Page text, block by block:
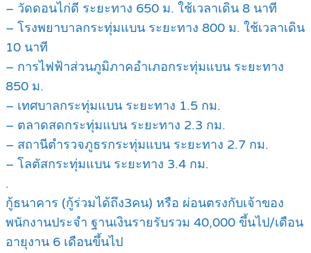
– วัดดอนไก่ดี ระยะทาง 650 ม. ใช้เวลาเดิน 8 นาที
– โรงพยาบาลกระทุ่มแบน ระยะทาง 800 ม. ใช้เวลาเดิน
10 นาที
– การไฟฟ้าส่วนภูมิภาคอำเภอกระทุ่มแบน ระยะทาง
850 ม.
– เทศบาลกระทุ่มแบน ระยะทาง 1.5 กม.
– ตลาดสดกระทุ่มแบน ระยะทาง 2.3 กม.
– สถานีตำรวจภูธรกระทุ่มแบน ระยะทาง 2.7 กม.
– โลตัสกระทุ่มแบน ระยะทาง 3.4 กม.
.
กู้ธนาคาร (กู้ร่วมได้ถึง3คน) หรือ ผ่อนตรงกับเจ้าของ
พนักงานประจำ ฐานเงินรายรับรวม 40,000 ขึ้นไป/เดือน
อายุงาน 6 เดือนขึ้นไป